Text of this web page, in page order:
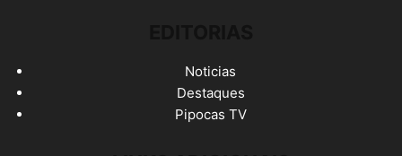
Noticias
Destaques
Pipocas TV